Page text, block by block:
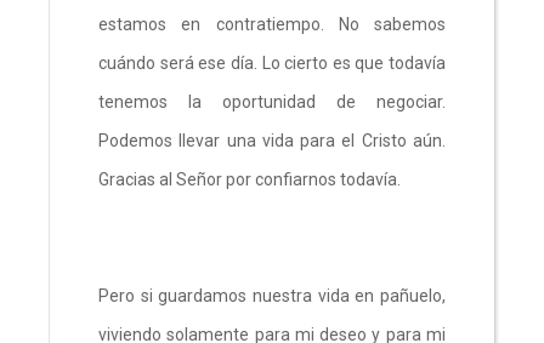
estamos en contratiempo. No sabemos
cuándo será ese día. Lo cierto es que todavía
tenemos la oportunidad de negociar.
Podemos llevar una vida para el Cristo aún.
Gracias al Señor por confiarnos todavía.
Pero si guardamos nuestra vida en pañuelo,
viviendo solamente para mi deseo y para mi